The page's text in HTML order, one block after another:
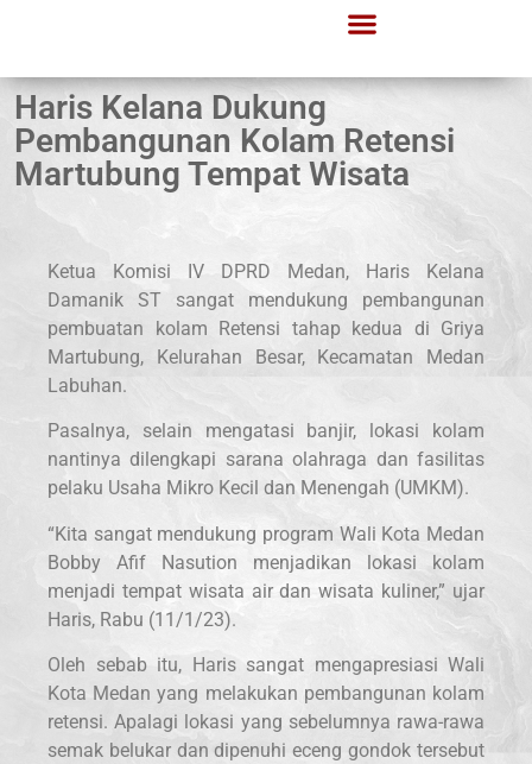
Haris Kelana Dukung
Pembangunan Kolam Retensi
Martubung Tempat Wisata
Ketua Komisi IV DPRD Medan, Haris Kelana
Damanik ST sangat mendukung pembangunan
pembuatan kolam Retensi tahap kedua di Griya
Martubung, Kelurahan Besar, Kecamatan Medan
Labuhan.
Pasalnya, selain mengatasi banjir, lokasi kolam
nantinya dilengkapi sarana olahraga dan fasilitas
pelaku Usaha Mikro Kecil dan Menengah (UMKM).
“Kita sangat mendukung program Wali Kota Medan
Bobby Afif Nasution menjadikan lokasi kolam
menjadi tempat wisata air dan wisata kuliner,” ujar
Haris, Rabu (11/1/23).
Oleh sebab itu, Haris sangat mengapresiasi Wali
Kota Medan yang melakukan pembangunan kolam
retensi. Apalagi lokasi yang sebelumnya rawa-rawa
semak belukar dan dipenuhi eceng gondok tersebut